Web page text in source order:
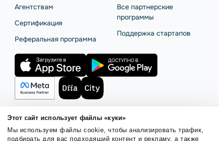
Этот сайт использует файлы «куки»
Мы используем файлы cookie, чтобы анализировать трафик,
подбирать для вас подходящий контент и рекламу, а также
Агентствам
Сертификация
Реферальная программа
Все партнерские
программы
Поддержка стартапов
Правила использованияБезопасность SendPulse